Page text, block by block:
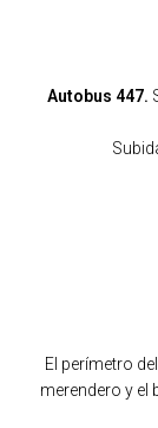
Autobus 447.
El perímetro
merendero y el